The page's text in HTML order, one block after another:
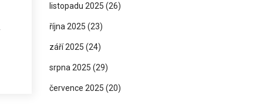
listopadu 2025 (26)
října 2025 (23)
září 2025 (24)
srpna 2025 (29)
července 2025 (20)